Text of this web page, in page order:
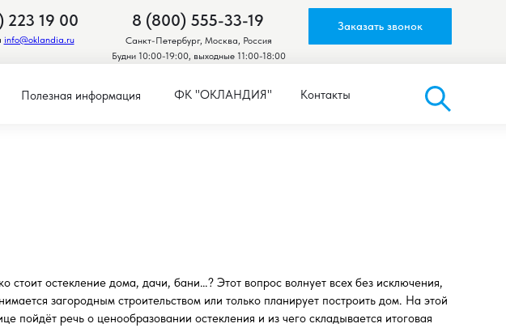
223 19 00
info@oklandia.ru
8 (800) 555-33-19
Санкт-Петербург, Москва, Россия
Будни 10:00-19:00, выходные 11:00-18:00
Заказать звонок
ФК "ОКЛАНДИЯ"
Полезная информация Контакты
стоит остекление дома, дачи, бани…? Этот вопрос волнует всех без исключения,
загородным строительством или только планирует построить дом. На этой
пойдёт речь о ценообразовании остекления и из чего складывается итоговая